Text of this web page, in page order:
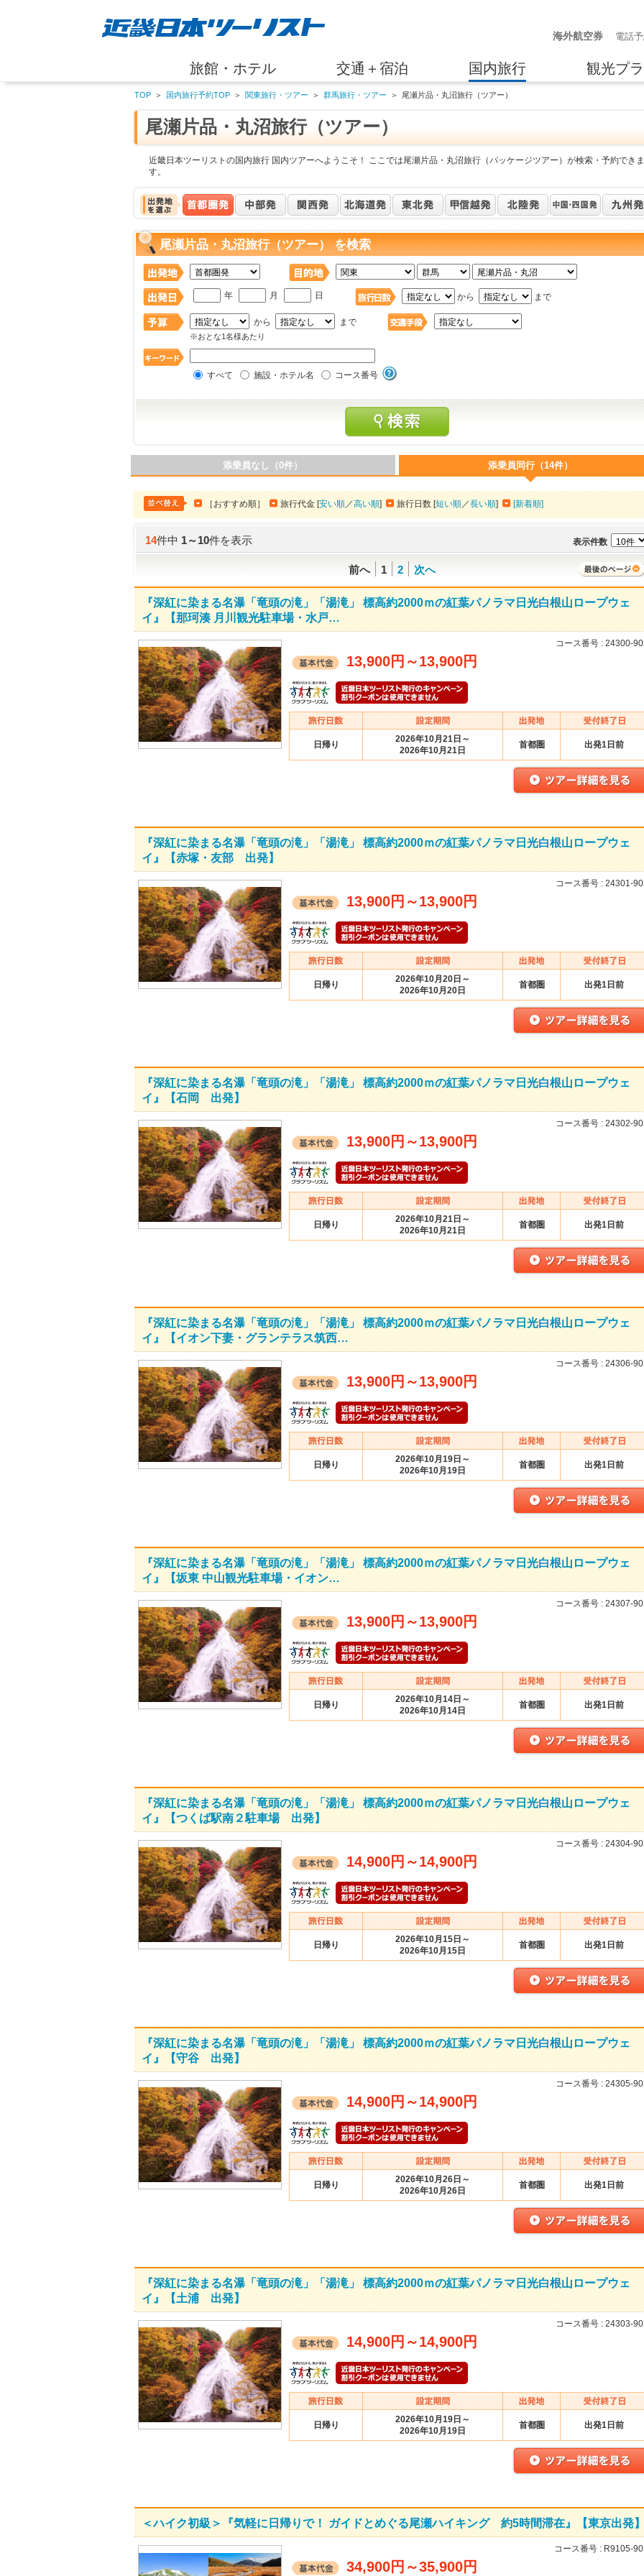
海外航空券 電話
旅館・ホテル 交通＋宿泊 国内旅行 観光プ
TOP ＞ 国内旅行予約TOP ＞ 関東旅行・ツアー ＞ 群馬旅行・ツアー ＞ 尾瀬片品・丸沼旅行（ツアー）
尾瀬片品・丸沼旅行（ツアー）
近畿日本ツーリストの国内旅行 国内ツアーへようこそ！ ここでは尾瀬片品・丸沼旅行（パッケージツアー）が検索・予約できま
す。
尾瀬片品・丸沼旅行（ツアー） を検索
年 月 日 から まで
から まで
※おとな1名様あたり
すべて 施設・ホテル名 コース番号
添乗員なし（0件） 添乗員同行（14件）
［おすすめ順］ 旅行代金 [安い順／高い順] 旅行日数 [短い順／長い順] [新着順]
14件中1～10件を表示 表示件数
前へ 1 2 次へ
『深紅に染まる名瀑「竜頭の滝」「湯滝」 標高約2000ｍの紅葉パノラマ日光白根山ロープウェ
イ』【那珂湊 月川観光駐車場・水戸…
コース番号 : 24300-
13,900円 ～13,900円
日帰り
2026年10月21日～
2026年10月21日
首都圏 出発1日前
『深紅に染まる名瀑「竜頭の滝」「湯滝」 標高約2000ｍの紅葉パノラマ日光白根山ロープウェ
イ』【赤塚・友部 出発】
コース番号 : 24301-
13,900円 ～13,900円
日帰り
2026年10月20日～
2026年10月20日
首都圏 出発1日前
『深紅に染まる名瀑「竜頭の滝」「湯滝」 標高約2000ｍの紅葉パノラマ日光白根山ロープウェ
イ』【石岡 出発】
コース番号 : 24302-
13,900円 ～13,900円
日帰り
2026年10月21日～
2026年10月21日
首都圏 出発1日前
『深紅に染まる名瀑「竜頭の滝」「湯滝」 標高約2000ｍの紅葉パノラマ日光白根山ロープウェ
イ』【イオン下妻・グランテラス筑西…
コース番号 : 24306-
13,900円 ～13,900円
日帰り
2026年10月19日～
2026年10月19日
首都圏 出発1日前
『深紅に染まる名瀑「竜頭の滝」「湯滝」 標高約2000ｍの紅葉パノラマ日光白根山ロープウェ
イ』【坂東 中山観光駐車場・イオン…
コース番号 : 24307-
13,900円 ～13,900円
日帰り
2026年10月14日～
2026年10月14日
首都圏 出発1日前
『深紅に染まる名瀑「竜頭の滝」「湯滝」 標高約2000ｍの紅葉パノラマ日光白根山ロープウェ
イ』【つくば駅南２駐車場 出発】
コース番号 : 24304-
14,900円 ～14,900円
日帰り
2026年10月15日～
2026年10月15日
首都圏 出発1日前
『深紅に染まる名瀑「竜頭の滝」「湯滝」 標高約2000ｍの紅葉パノラマ日光白根山ロープウェ
イ』【守谷 出発】
コース番号 : 24305-
14,900円 ～14,900円
日帰り
2026年10月26日～
2026年10月26日
首都圏 出発1日前
『深紅に染まる名瀑「竜頭の滝」「湯滝」 標高約2000ｍの紅葉パノラマ日光白根山ロープウェ
イ』【土浦 出発】
コース番号 : 24303-
14,900円 ～14,900円
日帰り
2026年10月19日～
2026年10月19日
首都圏 出発1日前
＜ハイク初級＞『気軽に日帰りで！ ガイドとめぐる尾瀬ハイキング 約5時間滞在』【東京出発
コース番号 : R9105-
34,900円 ～35,900円